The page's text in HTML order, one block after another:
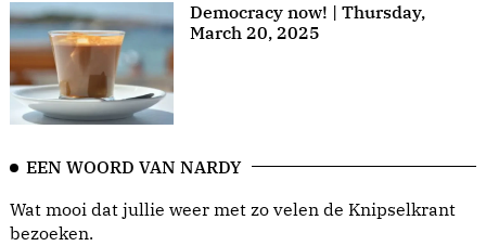
Democracy now! | Thursday,
March 20, 2025
EEN WOORD VAN NARDY
Wat mooi dat jullie weer met zo velen de Knipselkrant
bezoeken.